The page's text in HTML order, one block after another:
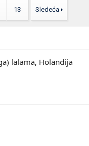
13 Sledeća
lalama, Holandija